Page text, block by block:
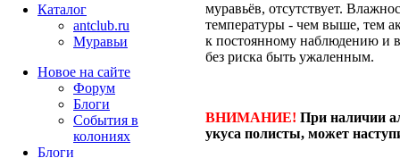
муравьёв, отсутствует.
температуры - чем выше, тем
к постоянному наблюдению и
без риска быть ужаленным.
ВНИМАНИЕ! При наличии
укуса полисты, может
Каталог
antclub.ru
Муравьи
Новое на сайте
Форум
Блоги
События в
колониях
Блоги